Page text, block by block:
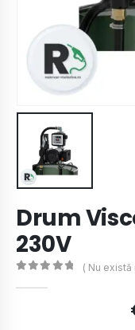
Drum
230V
( Nu